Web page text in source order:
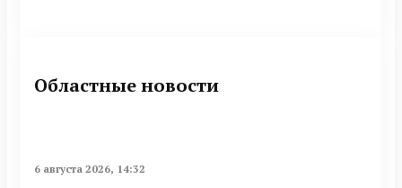
Областные новости
6 августа 2026, 14:32